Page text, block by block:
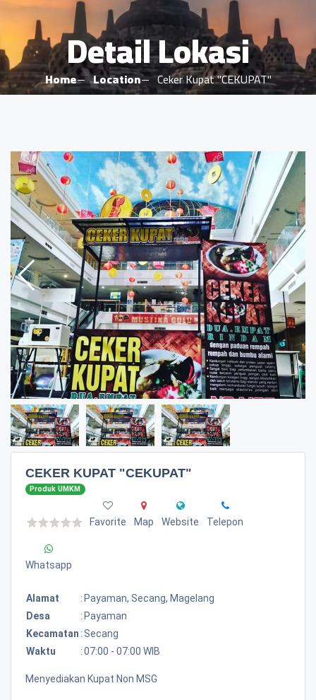
Detail Lokasi
Home Location Ceker Kupat "CEKUPAT"
CEKER KUPAT "CEKUPAT"
Produk UMKM
Favorite Map Website Telepon
Whatsapp
Alamat : Payaman, Secang, Magelang
Desa
: Payaman
Kecamatan : Secang
Waktu
:07:00 - 07:00 WIB
Menyediakan Kupat Non MSG